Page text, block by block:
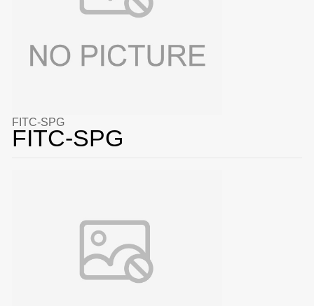
FITC-SPG
FITC-SPG